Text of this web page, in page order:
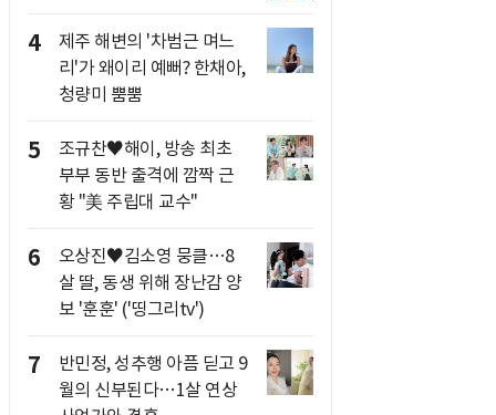
4
제주 해변의 '차범근 며느
리'가 왜이리 예뻐? 한채아,
청량미 뿜뿜
5
조규찬♥해이, 방송 최초
부부 동반 출격에 깜짝 근
황 "美 주립대 교수"
6
오상진♥김소영 뭉클…8
살 딸, 동생 위해 장난감 양
보 '훈훈' ('띵그리tv')
7
반민정, 성추행 아픔 딛고 9
월의 신부된다…1살 연상